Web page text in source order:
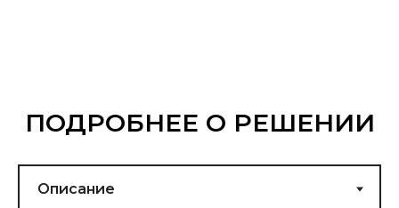
ПОДРОБНЕЕ О РЕШЕНИИ